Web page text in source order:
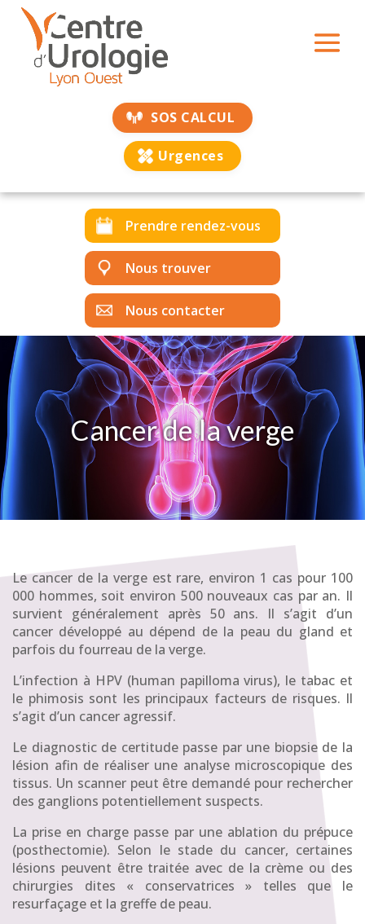
SOS CALCUL
Urgences
Prendre rendez-vous
Nous trouver
Nous contacter
Cancer de la verge
Le cancer de la verge est rare, environ 1 cas pour 100
000 hommes, soit environ 500 nouveaux cas par an. Il
survient généralement après 50 ans. Il s’agit d’un
cancer développé au dépend de la peau du gland et
parfois du fourreau de la verge.
L’infection à HPV (human papilloma virus), le tabac et
le phimosis sont les principaux facteurs de risques. Il
s’agit d’un cancer agressif.
Le diagnostic de certitude passe par une biopsie de la
lésion afin de réaliser une analyse microscopique des
tissus. Un scanner peut être demandé pour rechercher
des ganglions potentiellement suspects.
La prise en charge passe par une ablation du prépuce
(posthectomie). Selon le stade du cancer, certaines
lésions peuvent être traitée avec de la crème ou des
chirurgies dites « conservatrices » telles que le
resurfaçage et la greffe de peau.